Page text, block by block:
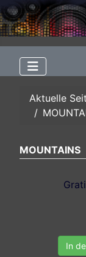
Aktuelle
MOUNTAINS
In